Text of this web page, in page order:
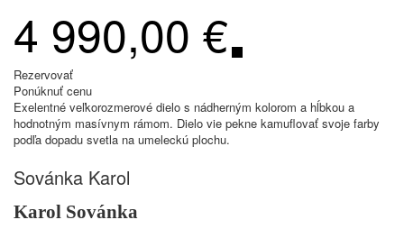
4 990,00 €
Rezervovať
Ponúknuť cenu
Exelentné veľkorozmerové dielo s nádherným kolorom a hĺbkou a
hodnotným masívnym rámom. Dielo vie pekne kamuflovať svoje farby
podľa dopadu svetla na umeleckú plochu.
Sovánka Karol
Karol Sovánka